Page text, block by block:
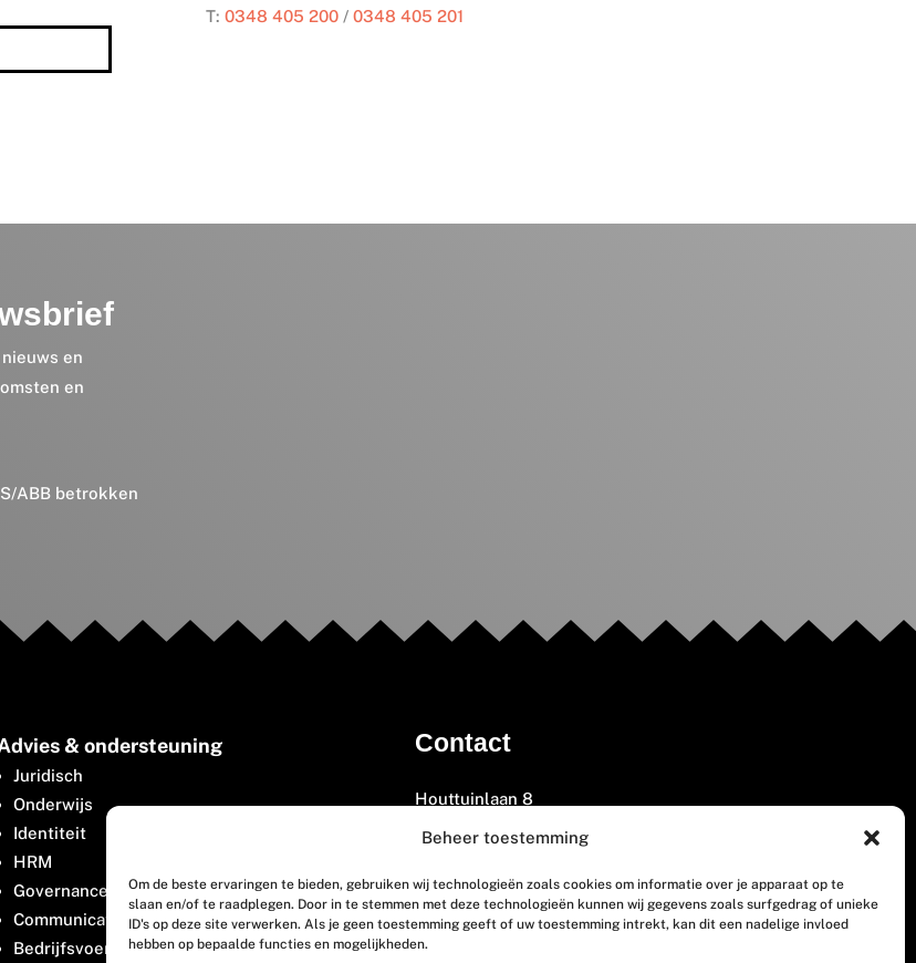
Beheer toestemming
Om de beste ervaringen te bieden, gebruiken wij technologieën zoals cookies om informatie over je apparaat op te
slaan en/of te raadplegen. Door in te stemmen met deze technologieën kunnen wij gegevens zoals surfgedrag of unieke
ID's op deze site verwerken. Als je geen toestemming geeft of uw toestemming intrekt, kan dit een nadelige invloed
hebben op bepaalde functies en mogelijkheden.
T: 0348 405 200/ 0348 405 201
en
en
ABB betrokken
& ondersteuning
Juridisch
Onderwijs
Identiteit
HRM
Governance
Communicatie
Bedrijfsvoering
Contact
Houttuinlaan 8
3447 GM Woerden
(0348) 405 200
welkom@vosabb.nl
Privacy, disclaimer en copyright